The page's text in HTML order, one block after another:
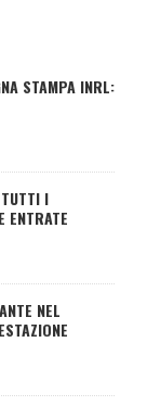
STAMPA INRL:
I
ENTRATE
NEL